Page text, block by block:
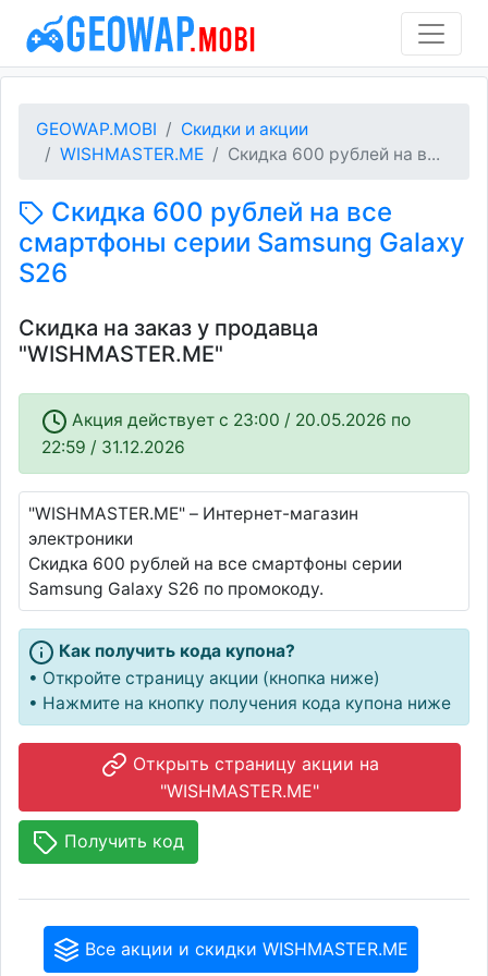
GEOWAP.MOBI
Скидки и акции
WISHMASTER.ME
Скидка 600 рублей на в...
Скидка 600 рублей на все
смартфоны серии Samsung Galaxy
S26
Скидка на заказ у продавца
"WISHMASTER.ME"
Акция действует c 23:00 / 20.05.2026 по
22:59 / 31.12.2026
"WISHMASTER.ME" – Интернет-магазин
электроники
Скидка 600 рублей на все смартфоны серии
Samsung Galaxy S26 по промокоду.
Как получить кода купона?
• Откройте страницу акции (кнопка ниже)
• Нажмите на кнопку получения кода купона ниже
Открыть страницу акции на
"WISHMASTER.ME"
Получить код
Все акции и скидки WISHMASTER.ME